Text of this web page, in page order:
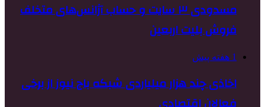
مسدودی ۳ سایت و حساب آژانس‌های متخلف
فروش بلیت اربعین
1 هفته پیش
اخاذی چند هزار میلیاردی شبکه باج نیوز از برخی